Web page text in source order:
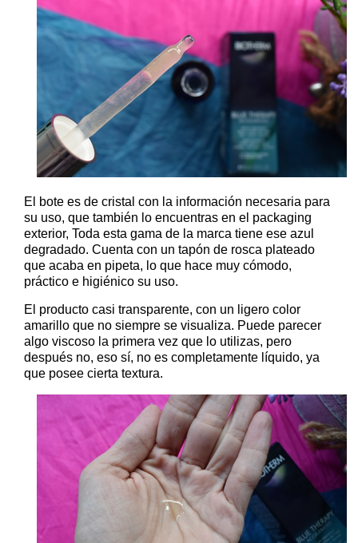
El bote es de cristal con la información necesaria para
su uso, que también lo encuentras en el packaging
exterior, Toda esta gama de la marca tiene ese azul
degradado. Cuenta con un tapón de rosca plateado
que acaba en pipeta, lo que hace muy cómodo,
práctico e higiénico su uso.
El producto casi transparente, con un ligero color
amarillo que no siempre se visualiza. Puede parecer
algo viscoso la primera vez que lo utilizas, pero
después no, eso sí, no es completamente líquido, ya
que posee cierta textura.